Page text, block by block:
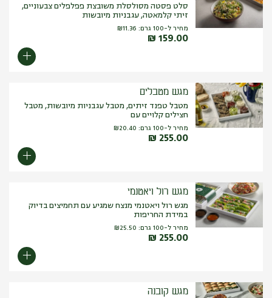
סלט פסטה מסולסלת משובצת פפלפלים צבעוניים,
זיתי קלמאטה, עגבניות מיובשות
מחיר ל-100 גרם: ₪11.36
₪ 159.00
מגש מטבלים
מטבל טפנד זיתים, מטבל עגבניות מיובשות, מטבל
חצילים קלויים עם
מחיר ל-100 גרם: ₪20.40
₪ 255.00
מגש רול ויאטנמי
מגש רול ויאטנמי מנצח שמגיע עם תחמיצים בדיוק
במידת החריפות
מחיר ל-100 גרם: ₪25.50
₪ 255.00
מגש קובנה